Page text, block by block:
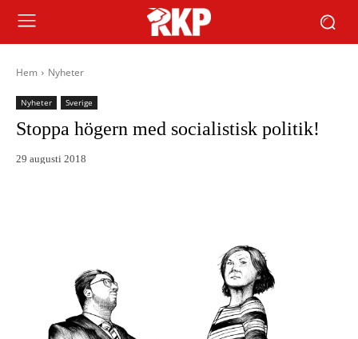
Hem Nyheter
Nyheter Sverige
Stoppa högern med socialistisk politik!
29 augusti 2018